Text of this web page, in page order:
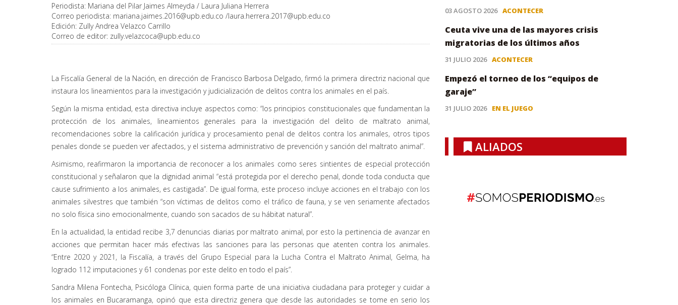
Periodista: Mariana del Pilar Jaimes Almeyda / Laura Juliana Herrera
Correo periodista: mariana.jaimes.2016@upb.edu.co /laura.herrera.2017@upb.edu.co
Edición: Zully Andrea Velazco Carrillo
Correo de editor: zully.velazcoca@upb.edu.co
La Fiscalía General de la Nación, en dirección de Francisco Barbosa Delgado, firmó la primera directriz nacional que
instaura los lineamientos para la investigación y judicialización de delitos contra los animales en el país.
Según la misma entidad, esta directiva incluye aspectos como: “los principios constitucionales que fundamentan la
protección de los animales, lineamientos generales para la investigación del delito de maltrato animal,
recomendaciones sobre la calificación jurídica y procesamiento penal de delitos contra los animales, otros tipos
penales donde se pueden ver afectados, y el sistema administrativo de prevención y sanción del maltrato animal”.
Asimismo, reafirmaron la importancia de reconocer a los animales como seres sintientes de especial protección
constitucional y señalaron que la dignidad animal “está protegida por el derecho penal, donde toda conducta que
cause sufrimiento a los animales, es castigada”. De igual forma, este proceso incluye acciones en el trabajo con los
animales silvestres que también “son víctimas de delitos como el tráfico de fauna, y se ven seriamente afectados
no solo física sino emocionalmente, cuando son sacados de su hábitat natural”.
En la actualidad, la entidad recibe 3,7 denuncias diarias por maltrato animal, por esto la pertinencia de avanzar en
acciones que permitan hacer más efectivas las sanciones para las personas que atenten contra los animales.
“Entre 2020 y 2021, la Fiscalía, a través del Grupo Especial para la Lucha Contra el Maltrato Animal, Gelma, ha
logrado 112 imputaciones y 61 condenas por este delito en todo el país”.
Sandra Milena Fontecha, Psicóloga Clínica, quien forma parte de una iniciativa ciudadana para proteger y cuidar a
los animales en Bucaramanga, opinó que esta directriz genera que desde las autoridades se tome en serio los
03 AGOSTO 2026 ACONTECER
Ceuta vive una de las mayores crisis
migratorias de los últimos años
31 JULIO 2026 ACONTECER
Empezó el torneo de los “equipos de
garaje”
31 JULIO 2026 EN EL JUEGO
ALIADOS